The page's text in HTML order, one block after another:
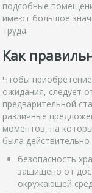
подсобные
имеют большое
труда.
Как
Чтобы
ожидания, следует
предварительной
различные
моментов, на
была
безопасность
защищено от
окружающей